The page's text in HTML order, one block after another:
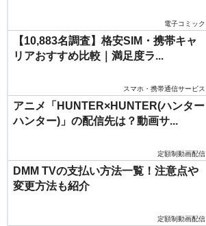
電子コミック
【10,883名調査】格安SIM・携帯キャ
リアおすすめ比較｜満足度ラ...
スマホ・携帯通信サービス
アニメ「HUNTER×HUNTER(ハンター
ハンター)」の配信先は？動画サ...
定額制動画配信
DMM TVの支払い方法一覧！注意点や
変更方法も紹介
定額制動画配信